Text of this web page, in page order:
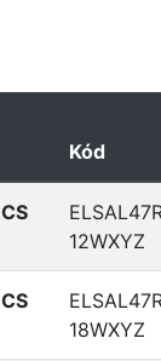
Kód
12WXYZ
18WXYZ